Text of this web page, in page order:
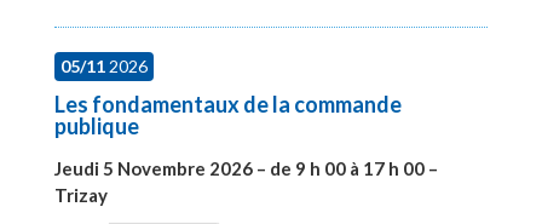
05/112026
Les fondamentaux de la commande
publique
Jeudi 5 Novembre 2026 – de 9 h 00 à 17 h 00 –
Trizay